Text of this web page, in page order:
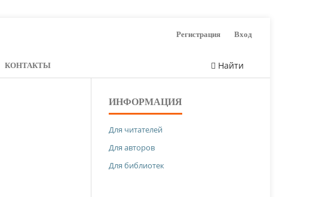
КОНТАКТЫ Найти
Регистрация Вход
ИНФОРМАЦИЯ
Для читателей
Для авторов
Для библиотек